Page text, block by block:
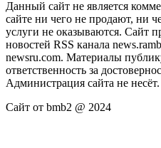
Данный сайт не является
сайте ни чего не продают, ни
услуги не оказываются. Сайт
новостей RSS канала
newsru.com. Материалы
ответственность за
Администрация сайта не несёт.
Сайт от bmb2 @ 2024